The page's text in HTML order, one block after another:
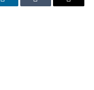
LinkedInTumblr
E-